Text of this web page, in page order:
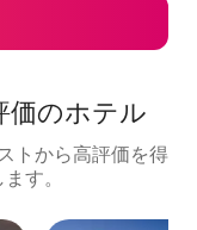
価⁠のホ⁠テ⁠ル
トから高評価を得
す。